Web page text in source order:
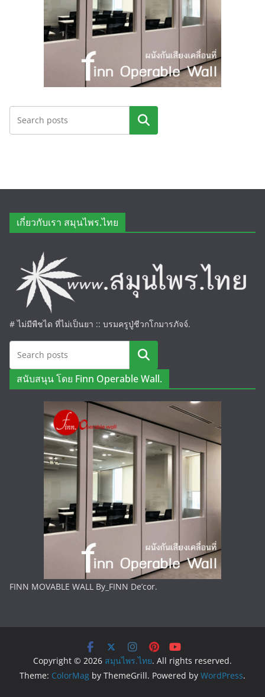
ค้นหา
เกี่ยวกับเรา สมุนไพร.ไทย
# ไม่มีพืชได ที่ไม่เป็นยา :: บรมครูปู่ชีวกโกมารภัจจ์.
ค้นหา
สนับสนุน โดย Finn Operable Wall.
FINN MOVABLE WALL By_FINN De’cor.
Copyright © 2026 สมุนไพร.ไทย. All rights reserved.
Theme: ColorMag by ThemeGrill. Powered by WordPress.